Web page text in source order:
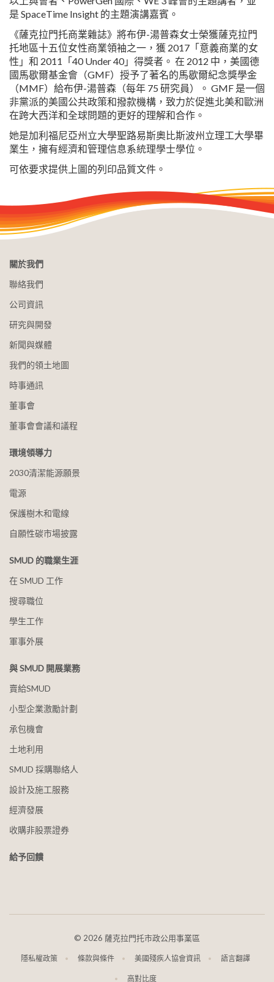
是 SpaceTime Insight 的主題演講嘉賓。
《薩克拉門托商業雜誌》將布伊-湯普森女士榮獲薩克拉門
托地區十五位女性商業領袖之一，獲 2017「意義商業的女
性」和 2011「40 Under 40」得獎者。 在 2012 中，美國德
國馬歇爾基金會（GMF）授予了著名的馬歇爾紀念獎學金
（MMF）給布伊-湯普森（每年 75 研究員）。 GMF 是一個
非黨派的美國公共政策和撥款機構，致力於促進北美和歐洲
在跨大西洋和全球問題的更好的理解和合作。
她是加利福尼亞州立大學聖路易斯奧比斯波州立理工大學畢
業生，擁有經濟和管理信息系統理學士學位。
可依要求提供上圖的列印品質文件。
關於我們
聯絡我們
公司資訊
研究與開發
新聞與媒體
我們的領土地圖
時事通訊
董事會
董事會會議和議程
環境領導力
2030清潔能源願景
電源
保護樹木和電線
自願性碳市場披露
SMUD 的職業生涯
在 SMUD 工作
搜尋職位
學生工作
軍事外展
與 SMUD 開展業務
賣給SMUD
小型企業激勵計劃
承包機會
土地利用
SMUD 採購聯絡人
設計及施工服務
經濟發展
收購非股票證券
給予回饋
© 2026 薩克拉門托市政公用事業區
隱私權政策 條款與條件 美國殘疾人協會資訊 語言翻譯
高對比度